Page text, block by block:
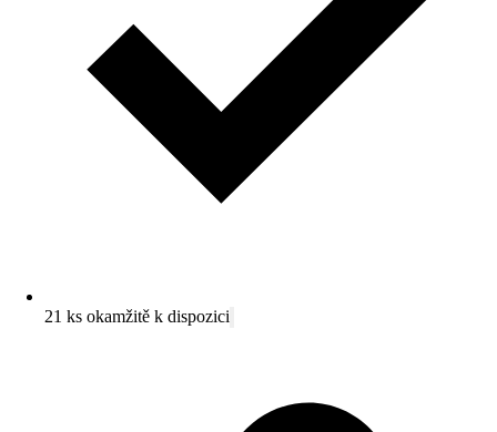
21 ks okamžitě k dispozici